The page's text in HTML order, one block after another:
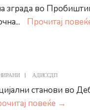
зграда во
... Прочитај
| АДИССДП
станови во
повеќе →